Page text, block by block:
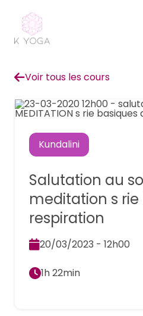
Voir tous les cours
Kundalini
Salutation au
meditation s
respiration
20/03/2023 - 12h00
1h 22min